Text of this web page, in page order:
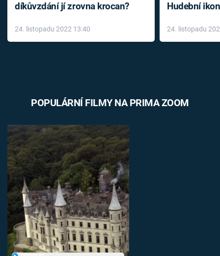
díkůvzdání jí zrovna krocan?
24. listopadu 2022 13:40
Hudební
léky
24. listopadu
POPULÁRNÍ FILMY NA PRIMA ZOOM